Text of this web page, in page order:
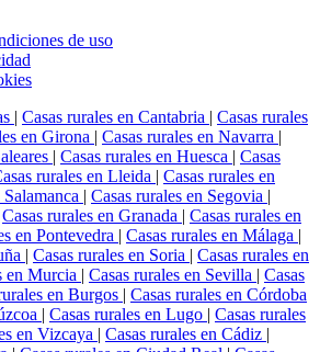
de uso
| Casas rurales en Cantabria | Casas rurales
en Girona | Casas rurales en Navarra |
| Casas rurales en Huesca | Casas
rurales en Lleida | Casas rurales en
| Casas rurales en Segovia |
Casas rurales en Granada | Casas rurales en
en Pontevedra | Casas rurales en Málaga |
| Casas rurales en Soria | Casas rurales en
en Murcia | Casas rurales en Sevilla | Casas
en Burgos | Casas rurales en Córdoba
| Casas rurales en Lugo | Casas rurales
en Vizcaya | Casas rurales en Cádiz |